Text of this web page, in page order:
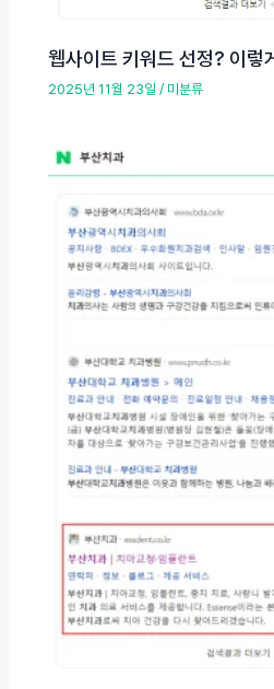
웹사이트 키워드 선정? 이렇
2025년 11월 23일/ 미분류